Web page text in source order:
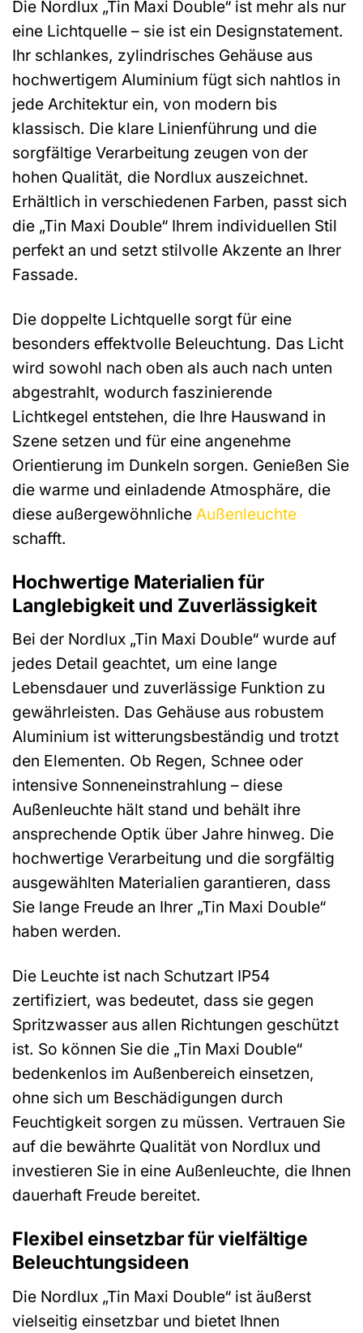
Die Nordlux „Tin Maxi Double“ ist mehr als nur
eine Lichtquelle – sie ist ein Designstatement.
Ihr schlankes, zylindrisches Gehäuse aus
hochwertigem Aluminium fügt sich nahtlos in
jede Architektur ein, von modern bis
klassisch. Die klare Linienführung und die
sorgfältige Verarbeitung zeugen von der
hohen Qualität, die Nordlux auszeichnet.
Erhältlich in verschiedenen Farben, passt sich
die „Tin Maxi Double“ Ihrem individuellen Stil
perfekt an und setzt stilvolle Akzente an Ihrer
Fassade.
Die doppelte Lichtquelle sorgt für eine
besonders effektvolle Beleuchtung. Das Licht
wird sowohl nach oben als auch nach unten
abgestrahlt, wodurch faszinierende
Lichtkegel entstehen, die Ihre Hauswand in
Szene setzen und für eine angenehme
Orientierung im Dunkeln sorgen. Genießen Sie
die warme und einladende Atmosphäre, die
diese außergewöhnliche Außenleuchte
schafft.
Hochwertige Materialien für
Langlebigkeit und Zuverlässigkeit
Bei der Nordlux „Tin Maxi Double“ wurde auf
jedes Detail geachtet, um eine lange
Lebensdauer und zuverlässige Funktion zu
gewährleisten. Das Gehäuse aus robustem
Aluminium ist witterungsbeständig und trotzt
den Elementen. Ob Regen, Schnee oder
intensive Sonneneinstrahlung – diese
Außenleuchte hält stand und behält ihre
ansprechende Optik über Jahre hinweg. Die
hochwertige Verarbeitung und die sorgfältig
ausgewählten Materialien garantieren, dass
Sie lange Freude an Ihrer „Tin Maxi Double“
haben werden.
Die Leuchte ist nach Schutzart IP54
zertifiziert, was bedeutet, dass sie gegen
Spritzwasser aus allen Richtungen geschützt
ist. So können Sie die „Tin Maxi Double“
bedenkenlos im Außenbereich einsetzen,
ohne sich um Beschädigungen durch
Feuchtigkeit sorgen zu müssen. Vertrauen Sie
auf die bewährte Qualität von Nordlux und
investieren Sie in eine Außenleuchte, die Ihnen
dauerhaft Freude bereitet.
Flexibel einsetzbar für vielfältige
Beleuchtungsideen
Die Nordlux „Tin Maxi Double“ ist äußerst
vielseitig einsetzbar und bietet Ihnen